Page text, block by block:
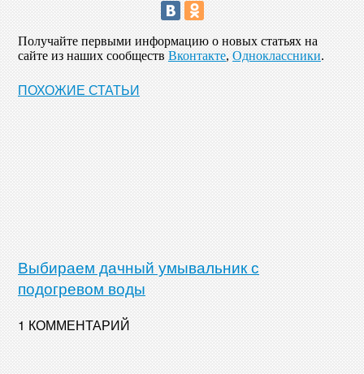
Получайте первыми информацию о новых статьях на
сайте из наших сообществ Вконтакте, Одноклассники.
ПОХОЖИЕ СТАТЬИ
Выбираем дачный умывальник с
подогревом воды
1 КОММЕНТАРИЙ